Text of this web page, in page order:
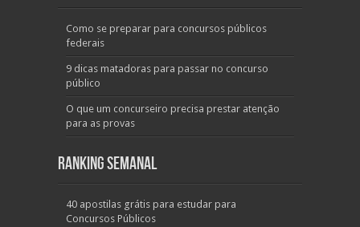
Como se preparar para concursos públicos
federais
9 dicas matadoras para passar no concurso
público
O que um concurseiro precisa prestar atenção
para as provas
Ranking Semanal
40 apostilas grátis para estudar para
Concursos Públicos